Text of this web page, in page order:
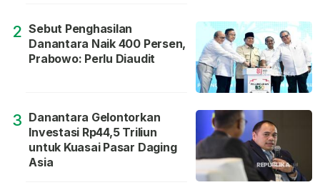
2 Sebut Penghasilan
Danantara Naik 400 Persen,
Prabowo: Perlu Diaudit
3 Danantara Gelontorkan
Investasi Rp44,5 Triliun
untuk Kuasai Pasar Daging
Asia